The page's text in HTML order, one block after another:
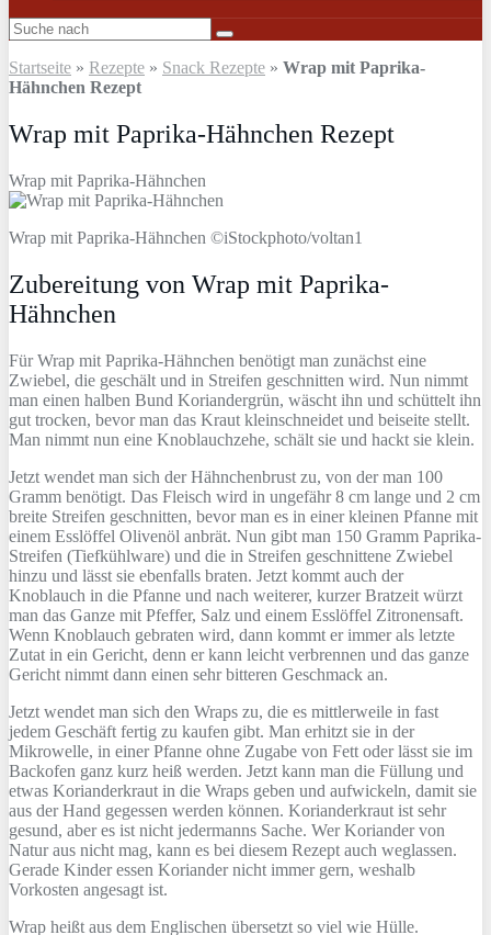
Startseite » Rezepte » Snack Rezepte » Wrap mit Paprika-
Hähnchen Rezept
Wrap mit Paprika-Hähnchen Rezept
Wrap mit Paprika-Hähnchen
Wrap mit Paprika-Hähnchen ©iStockphoto/voltan1
Zubereitung von Wrap mit Paprika-
Hähnchen
Für Wrap mit Paprika-Hähnchen benötigt man zunächst eine
Zwiebel, die geschält und in Streifen geschnitten wird. Nun nimmt
man einen halben Bund Koriandergrün, wäscht ihn und schüttelt ihn
gut trocken, bevor man das Kraut kleinschneidet und beiseite stellt.
Man nimmt nun eine Knoblauchzehe, schält sie und hackt sie klein.
Jetzt wendet man sich der Hähnchenbrust zu, von der man 100
Gramm benötigt. Das Fleisch wird in ungefähr 8 cm lange und 2 cm
breite Streifen geschnitten, bevor man es in einer kleinen Pfanne mit
einem Esslöffel Olivenöl anbrät. Nun gibt man 150 Gramm Paprika-
Streifen (Tiefkühlware) und die in Streifen geschnittene Zwiebel
hinzu und lässt sie ebenfalls braten. Jetzt kommt auch der
Knoblauch in die Pfanne und nach weiterer, kurzer Bratzeit würzt
man das Ganze mit Pfeffer, Salz und einem Esslöffel Zitronensaft.
Wenn Knoblauch gebraten wird, dann kommt er immer als letzte
Zutat in ein Gericht, denn er kann leicht verbrennen und das ganze
Gericht nimmt dann einen sehr bitteren Geschmack an.
Jetzt wendet man sich den Wraps zu, die es mittlerweile in fast
jedem Geschäft fertig zu kaufen gibt. Man erhitzt sie in der
Mikrowelle, in einer Pfanne ohne Zugabe von Fett oder lässt sie im
Backofen ganz kurz heiß werden. Jetzt kann man die Füllung und
etwas Korianderkraut in die Wraps geben und aufwickeln, damit sie
aus der Hand gegessen werden können. Korianderkraut ist sehr
gesund, aber es ist nicht jedermanns Sache. Wer Koriander von
Natur aus nicht mag, kann es bei diesem Rezept auch weglassen.
Gerade Kinder essen Koriander nicht immer gern, weshalb
Vorkosten angesagt ist.
Wrap heißt aus dem Englischen übersetzt so viel wie Hülle.